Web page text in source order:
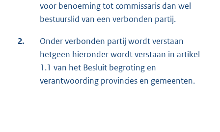
voor benoeming tot commissaris dan wel
bestuurslid van een verbonden partij.
2.
Onder verbonden partij wordt verstaan
hetgeen hieronder wordt verstaan in artikel
1.1 van het Besluit begroting en
verantwoording provincies en gemeenten.